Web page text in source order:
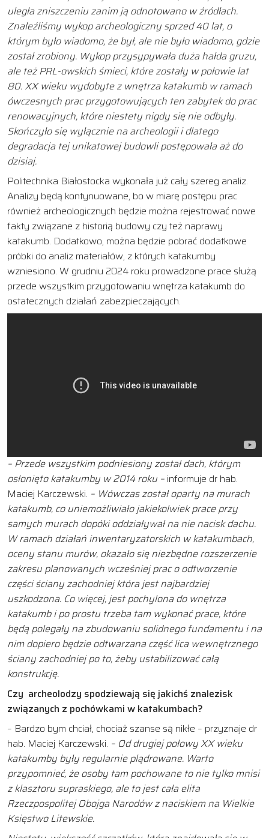
uległa zniszczeniu zanim ją odnotowano w źródłach.
Znaleźliśmy wykop archeologiczny sprzed 40 lat, o
którym było wiadomo, że był, ale nie było wiadomo, gdzie
został zrobiony. Wykop przysypywała duża hałda gruzu,
ale też PRL-owskich śmieci, które zostały w połowie lat
80. XX wieku wydobyte z wnętrza katakumb w ramach
ówczesnych prac przygotowujących ten zabytek do prac
renowacyjnych, które niestety nigdy się nie odbyły.
Skończyło się wyłącznie na archeologii i dlatego
degradacja tej unikatowej budowli postępowała aż do
dzisiaj.
Politechnika Białostocka wykonała już cały szereg analiz.
Analizy będą kontynuowane, bo w miarę postępu prac
również archeologicznych będzie można rejestrować nowe
fakty związane z historią budowy czy też naprawy
katakumb. Dodatkowo, można będzie pobrać dodatkowe
próbki do analiz materiałów, z których katakumby
wzniesiono. W grudniu 2024 roku prowadzone prace służą
przede wszystkim przygotowaniu wnętrza katakumb do
ostatecznych działań zabezpieczających.
– Przede wszystkim podniesiony został dach, którym
osłonięto katakumby w 2014 roku – informuje dr hab.
Maciej Karczewski. – Wówczas został oparty na murach
katakumb, co uniemożliwiało jakiekolwiek prace przy
samych murach dopóki oddziaływał na nie nacisk dachu.
W ramach działań inwentaryzatorskich w katakumbach,
oceny stanu murów, okazało się niezbędne rozszerzenie
zakresu planowanych wcześniej prac o odtworzenie
części ściany zachodniej która jest najbardziej
uszkodzona. Co więcej, jest pochylona do wnętrza
katakumb i po prostu trzeba tam wykonać prace, które
będą polegały na zbudowaniu solidnego fundamentu i na
nim dopiero będzie odtwarzana część lica wewnętrznego
ściany zachodniej po to, żeby ustabilizować całą
konstrukcję.
Czy archeolodzy spodziewają się jakichś znalezisk
związanych z pochówkami w katakumbach?
– Bardzo bym chciał, chociaż szanse są nikłe – przyznaje dr
hab. Maciej Karczewski. – Od drugiej połowy XX wieku
katakumby były regularnie plądrowane. Warto
przypomnieć, że osoby tam pochowane to nie tylko mnisi
z klasztoru supraskiego, ale to jest cała elita
Rzeczpospolitej Obojga Narodów z naciskiem na Wielkie
Księstwo Litewskie.